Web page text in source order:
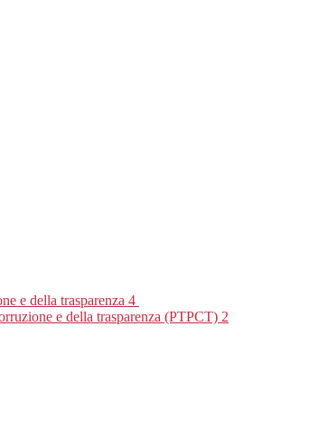
e della trasparenza 4
e della trasparenza (PTPCT) 2